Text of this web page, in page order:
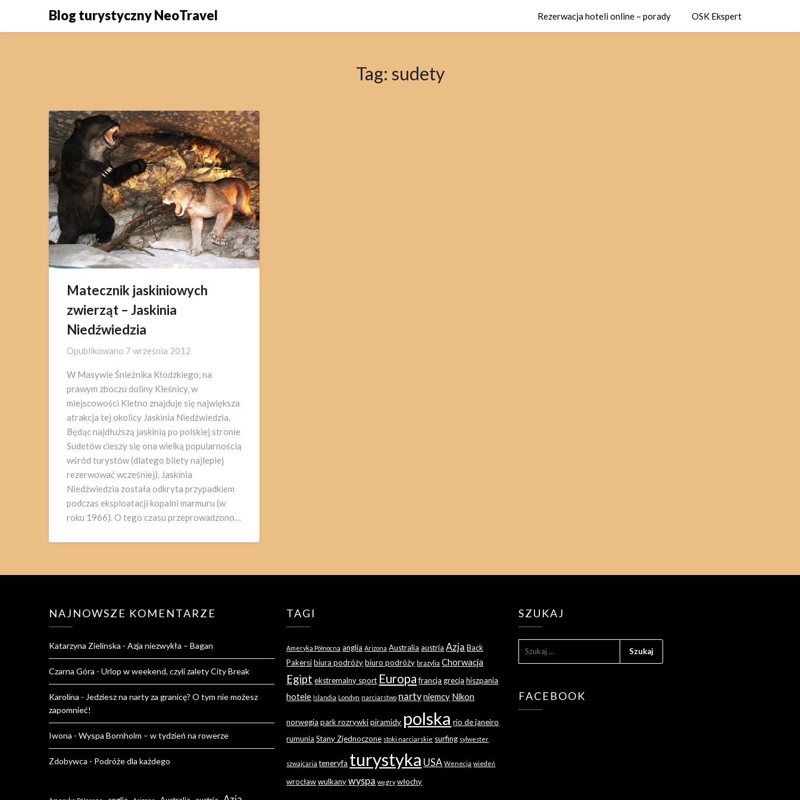
Blog turystyczny NeoTravel Rezerwacja hoteli online – porady OSK Ekspert
Tag: sudety
Matecznik jaskiniowych
zwierząt – Jaskinia
Niedźwiedzia
Opublikowano 7 września 2012
W Masywie Śnieżnika Kłodzkiego, na
prawym zboczu doliny Kleśnicy, w
miejscowości Kletno znajduje się największa
atrakcja tej okolicy Jaskinia Niedźwiedzia.
Będąc najdłuższą jaskinią po polskiej stronie
Sudetów cieszy się ona wielką popularnością
wśród turystów (dlatego bilety najlepiej
rezerwować wcześniej). Jaskinia
Niedźwiedzia została odkryta przypadkiem
podczas eksploatacji kopalni marmuru (w
roku 1966). O tego czasu przeprowadzono…
NAJNOWSZE KOMENTARZE
Katarzyna Zielinska - Azja niezwykła – Bagan
Czarna Góra - Urlop w weekend, czyli zalety City Break
Karolina - Jedziesz na narty za granicę? O tym nie możesz
zapomnieć!
Iwona - Wyspa Bornholm – w tydzień na rowerze
Zdobywca - Podróże dla każdego
TAGI
Ameryka Północna anglia Arizona Australia austria Azja Back
Pakersi biura podróży biuro podróży brazylia Chorwacja
Egipt ekstremalny sport Europa francja grecja hiszpania
hotele Islandia Londyn narciarstwo nartyniemcy Nikon
norwegia park rozrywki piramidy polska rio de janeiro
rumunia Stany Zjednoczone stoki narciarskie surfing sylwester
szwajcaria teneryfa turystyka USA Wenecja wiedeń
wrocław wulkany wyspa węgry włochy
SZUKAJ
FACEBOOK